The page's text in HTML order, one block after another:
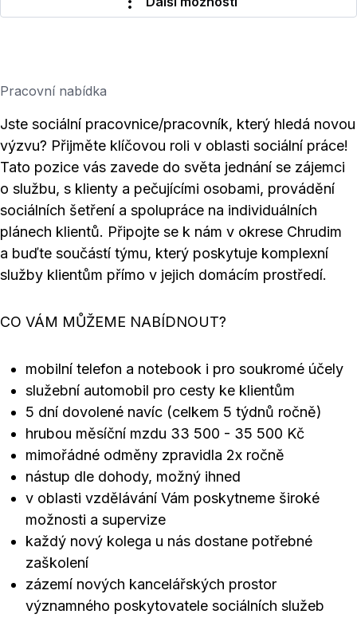
Pracovní nabídka
Jste sociální pracovnice/pracovník, který hledá novou
výzvu? Přijměte klíčovou roli v oblasti sociální práce!
Tato pozice vás zavede do světa jednání se zájemci
o službu, s klienty a pečujícími osobami, provádění
sociálních šetření a spolupráce na individuálních
plánech klientů. Připojte se k nám v okrese Chrudim
a buďte součástí týmu, který poskytuje komplexní
služby klientům přímo v jejich domácím prostředí.
CO VÁM MŮŽEME NABÍDNOUT?
mobilní telefon a notebook i pro soukromé účely
služební automobil pro cesty ke klientům
5 dní dovolené navíc (celkem 5 týdnů ročně)
hrubou měsíční mzdu 33 500 - 35 500 Kč
mimořádné odměny zpravidla 2x ročně
nástup dle dohody, možný ihned
v oblasti vzdělávání Vám poskytneme široké
možnosti a supervize
každý nový kolega u nás dostane potřebné
zaškolení
zázemí nových kancelářských prostor
významného poskytovatele sociálních služeb